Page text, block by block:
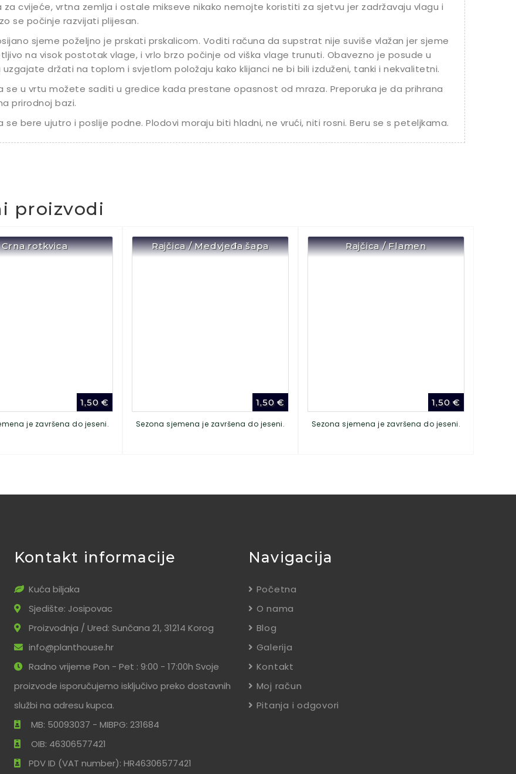
za cvijeće, vrtna zemlja i ostale mikseve nikako nemojte koristiti za sjetvu jer zadržavaju vlagu i
se počinje razvijati plijesan.
sjeme poželjno je prskati prskalicom. Voditi računa da supstrat nije suviše vlažan jer sjeme
na visok postotak vlage, i vrlo brzo počinje od viška vlage trunuti. Obavezno je posude u
uzgajate držati na toplom i svjetlom položaju kako klijanci ne bi bili izduženi, tanki i nekvalitetni.
se u vrtu možete saditi u gredice kada prestane opasnost od mraza. Preporuka je da prihrana
prirodnoj bazi.
se bere ujutro i poslije podne. Plodovi moraju biti hladni, ne vrući, niti rosni. Beru se s peteljkama.
proizvodi
Crna rotkvica
1,50€
je završena do jeseni.
Rajčica / Medvjeđa šapa
1,50€
Sezona sjemena je završena do jeseni.
Rajčica / Flamen
1,50€
Sezona sjemena je završena do jeseni.
Kontakt informacije
Kuća biljaka
Sjedište: Josipovac
Proizvodnja / Ured: Sunčana 21, 31214 Korog
info@planthouse.hr
Radno vrijeme Pon - Pet : 9:00 - 17:00h Svoje
proizvode isporučujemo isključivo preko dostavnih
službi na adresu kupca.
MB: 50093037 - MIBPG: 231684
OIB: 46306577421
PDV ID (VAT number): HR46306577421
Navigacija
Početna
O nama
Blog
Galerija
Kontakt
Moj račun
Pitanja i odgovori